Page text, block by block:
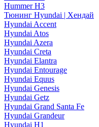
Hummer H3
Тюнинг Hyundai | Хендай
Hyundai Accent
Hyundai Atos
Hyundai Azera
Hyundai Creta
Hyundai Elantra
Hyundai Entourage
Hyundai Equus
Hyundai Genesis
Hyundai Getz
Hyundai Grand Santa Fe
Hyundai Grandeur
Hyundai H1